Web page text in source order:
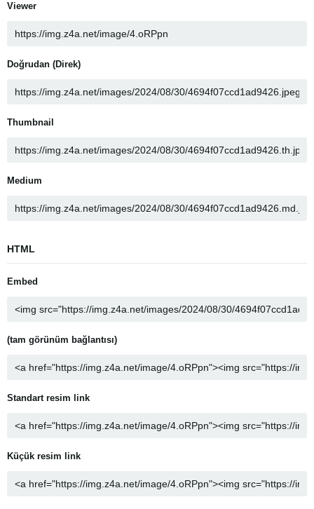
Viewer
Doğrudan (Direk)
Thumbnail
Medium
HTML
Embed
(tam görünüm bağlantısı)
Standart resim link
Küçük resim link